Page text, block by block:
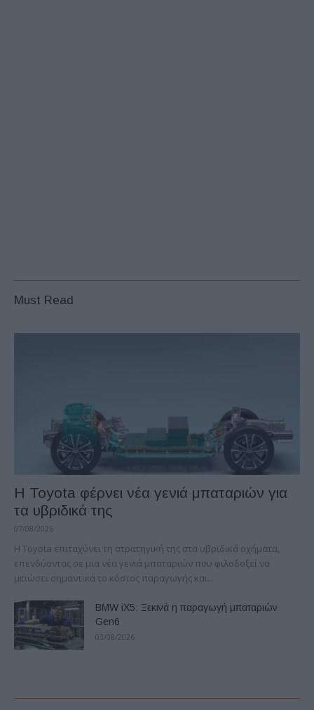
Must Read
Η Toyota φέρνει νέα γενιά μπαταριών για
τα υβριδικά της
07/08/2026
Η Toyota επιταχύνει τη στρατηγική της στα υβριδικά οχήματα,
επενδύοντας σε μια νέα γενιά μπαταριών που φιλοδοξεί να
μειώσει σημαντικά το κόστος παραγωγής και...
BMW iX5: Ξεκινά η παραγωγή μπαταριών
Gen6
03/08/2026